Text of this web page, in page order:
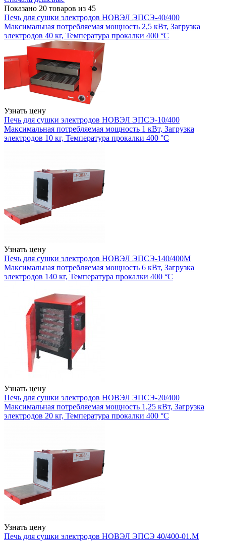
Показано 20 товаров из 45
Печь для сушки электродов НОВЭЛ ЭПСЭ-40/400
Максимальная потребляемая мощность 2,5 кВт, Загрузка
электродов 40 кг, Температура прокалки 400 °С
Узнать цену
Печь для сушки электродов НОВЭЛ ЭПСЭ-10/400
Максимальная потребляемая мощность 1 кВт, Загрузка
электродов 10 кг, Температура прокалки 400 °С
Узнать цену
Печь для сушки электродов НОВЭЛ ЭПСЭ-140/400М
Максимальная потребляемая мощность 6 кВт, Загрузка
электродов 140 кг, Температура прокалки 400 °С
Узнать цену
Печь для сушки электродов НОВЭЛ ЭПСЭ-20/400
Максимальная потребляемая мощность 1,25 кВт, Загрузка
электродов 20 кг, Температура прокалки 400 °С
Узнать цену
Печь для сушки электродов НОВЭЛ ЭПСЭ 40/400-01.М